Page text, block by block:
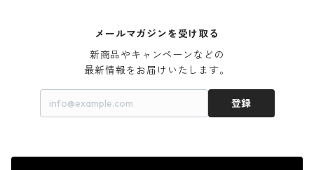
メールマガジンを受け取る
新商品やキャンペーンなどの
最新情報をお届けいたします。
登録